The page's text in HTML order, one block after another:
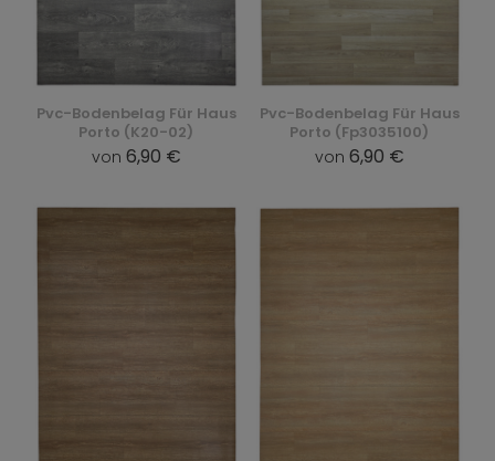
Pvc-Bodenbelag Für Haus
Porto (K20-02)
von 6,90 €
Pvc-Bodenbelag Für Haus
Porto (Fp3035100)
von 6,90 €